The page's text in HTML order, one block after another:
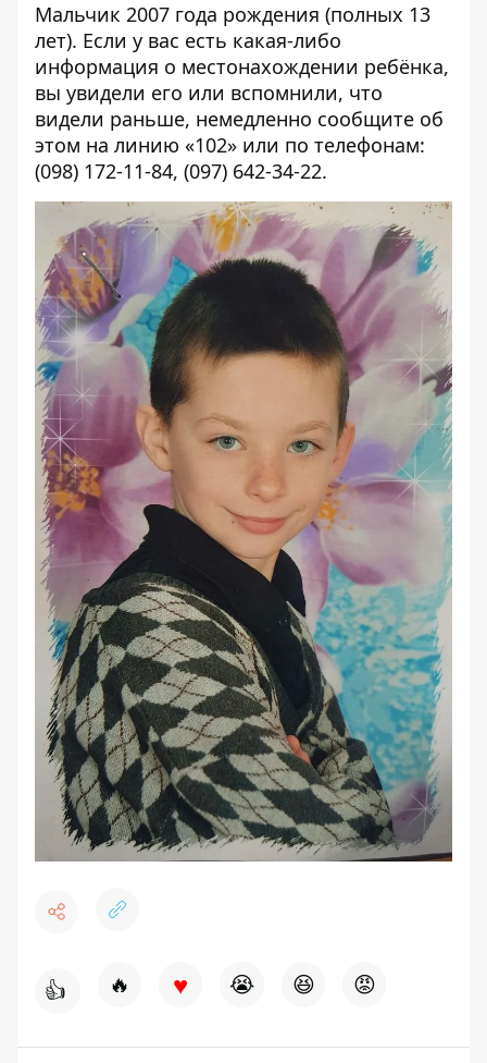
Мальчик 2007 года рождения (полных 13
лет). Если у вас есть какая-либо
информация о местонахождении ребёнка,
вы увидели его или вспомнили, что
видели раньше, немедленно сообщите об
этом на линию «102» или по телефонам:
(098) 172-11-84, (097) 642-34-22.
👍 🔥 ♥ 😭 😆 😡